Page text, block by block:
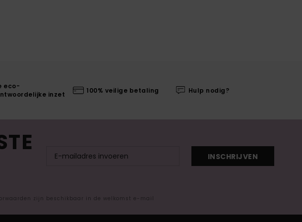
eco-
inzet
100% veilige betaling Hulp nodig?
INSCHRIJVEN
zijn beschikbaar in de welkomst e-mail